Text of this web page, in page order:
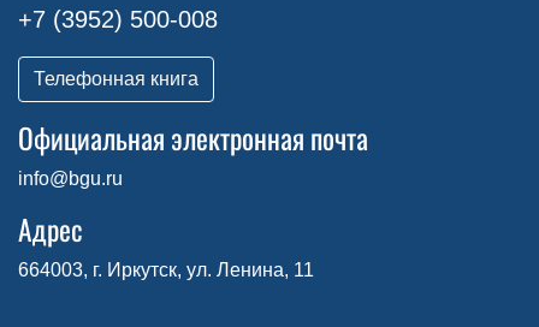
+7 (3952) 500-008
Телефонная книга
Официальная электронная почта
info@bgu.ru
Адрес
664003, г. Иркутск, ул. Ленина, 11